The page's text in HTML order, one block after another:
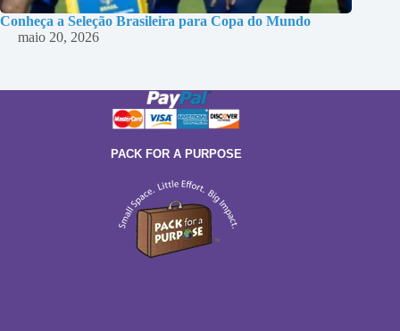
Conheça a Seleção Brasileira para Copa do Mundo
maio 20, 2026
PACK FOR A PURPOSE